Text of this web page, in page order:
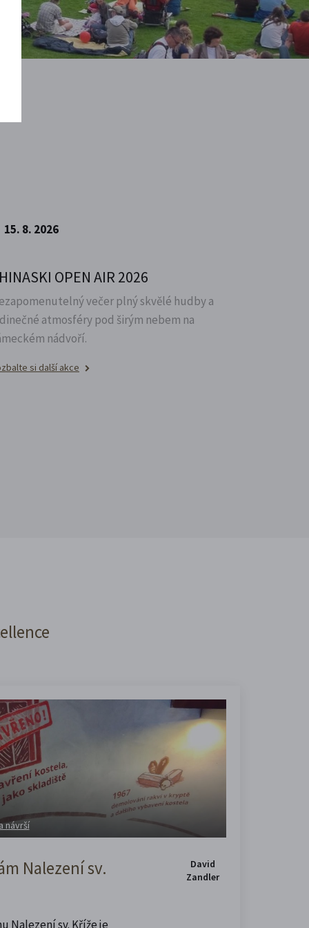
15. 8. 2026
OPEN AIR 2026
večer plný skvělé hudby a
atmosféry pod širým nebem na
nádvoří.
si další akce
návrší
Nalezení sv.
Nalezení sv. Kříže je
David
Zandler